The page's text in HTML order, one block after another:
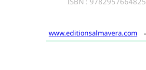
www.editionsalmavera.com